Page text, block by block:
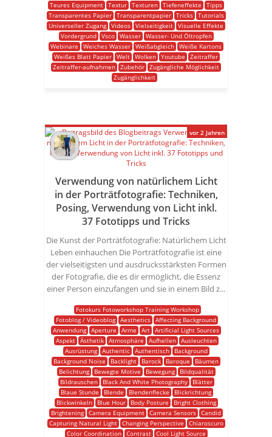
Teures Equipment Textur Texturen Tiefeneffekte
Tipps
Transparentes Papier
Transparentpapier Tricks
Tutorials
Universeller Zugang Videos Vielseitigkeit Visuelle Effekte
Vordergrund
Vsco Wasser
Wasser- Und Öltropfen
Webinare
Weiches Wasser Weißabgleich Weiße Kartons
Weißes Blatt Papier Welt Wolken Youtube
Zeitraffer
Zeitraffer-aufnahmen Zubehör Zugängliche Möglichkeit
Zugänglichkeit
Verwendung von natürlichem Licht
in der Porträtfotografie: Techniken,
Posing, Verwendung von Licht inkl.
37 Fototipps und Tricks
Die Kunst der Porträtfotografie: Natürlichem Licht
Leben einhauchen Die Porträtfotografie ist eine
der vielseitigsten und ausdrucksstärksten Formen
der Fotografie, die es dir ermöglicht, die Essenz
einer Person einzufangen und sie in einem Bild z...
Fotokurs Fotoworkshop Training Workshop
Fotoblog / Videoblog Aesthetics Affecting Background
Anwendung Aperture Arme Art Artificial Light Sources
Aspekt
Ästhetik Atmosphäre Aufhellen
Ausleuchten
Ausrüstung
Authentic Authentisch
Background
Background Noise
Backlight Barock Baroque
Bäumen
Belichtung
Bewegte Motive Bewegung
Bildqualität
Bildrauschen
Black And White Photography
Blätter
Blaue Stunde
Blende Blendenflecke
Blickrichtung
Blickwinkeln
Blue Hour Body Posture
Bright Clothing
Brightening Camera Equipment Camera Sensors Candid
Capturing Natural Light
Changing Perspective
Chiaroscuro
Color Coordination
Contrast Cool Light Source
vor 2 Jahren